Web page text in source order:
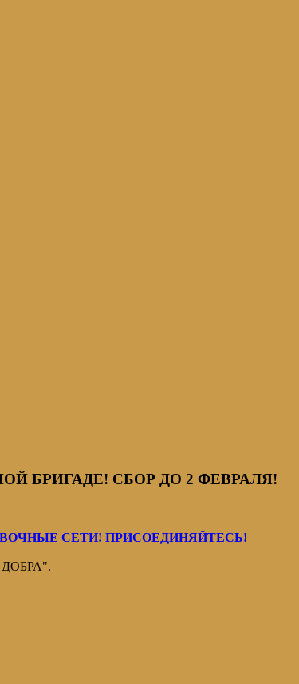
БРИГАДЕ! СБОР ДО 2 ФЕВРАЛЯ!
СЕТИ! ПРИСОЕДИНЯЙТЕСЬ!